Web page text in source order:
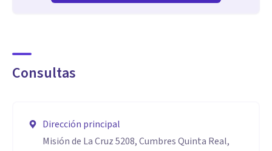
Consultas
Dirección principal
Misión de La Cruz 5208, Cumbres Quinta Real,